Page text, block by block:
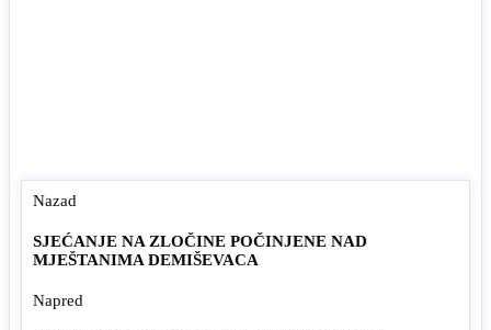
Nazad
SJEĆANJE NA ZLOČINE POČINJENE NAD
MJEŠTANIMA DEMIŠEVACA
Napred